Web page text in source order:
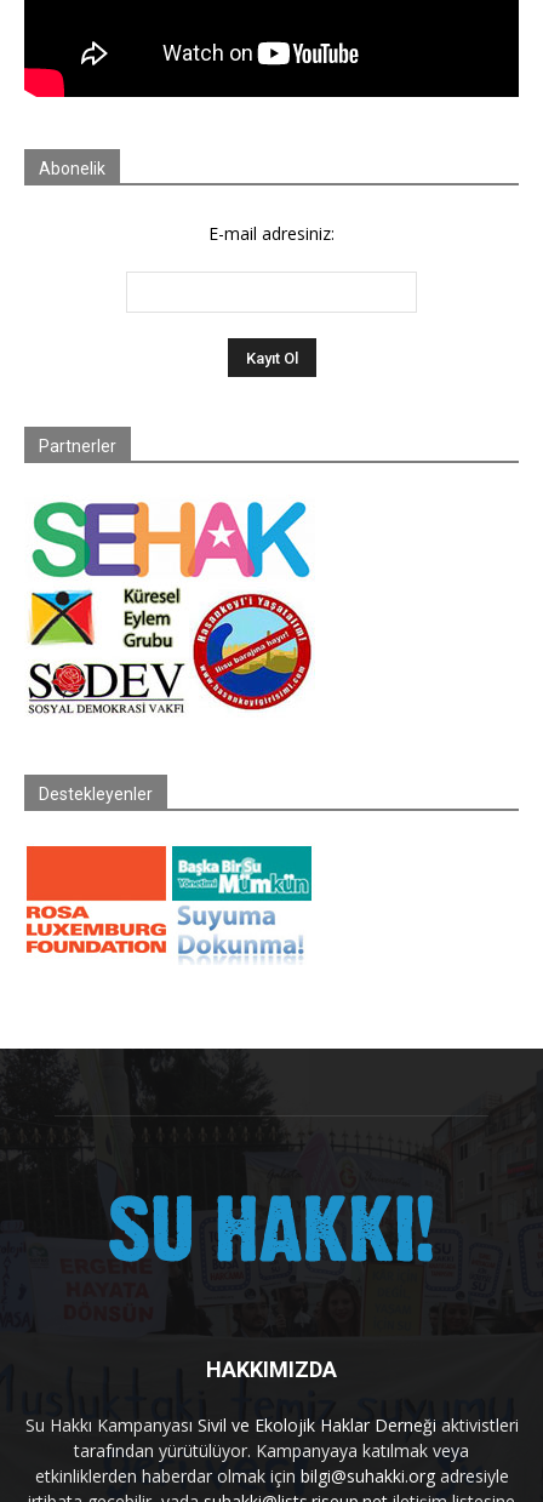
Abonelik
E-mail adresiniz:
Partnerler
Destekleyenler
HAKKIMIZDA
Su Hakkı Kampanyası Sivil ve Ekolojik Haklar Derneği aktivistleri
tarafından yürütülüyor. Kampanyaya katılmak veya
etkinliklerden haberdar olmak için bilgi@suhakki.orgadresiyle